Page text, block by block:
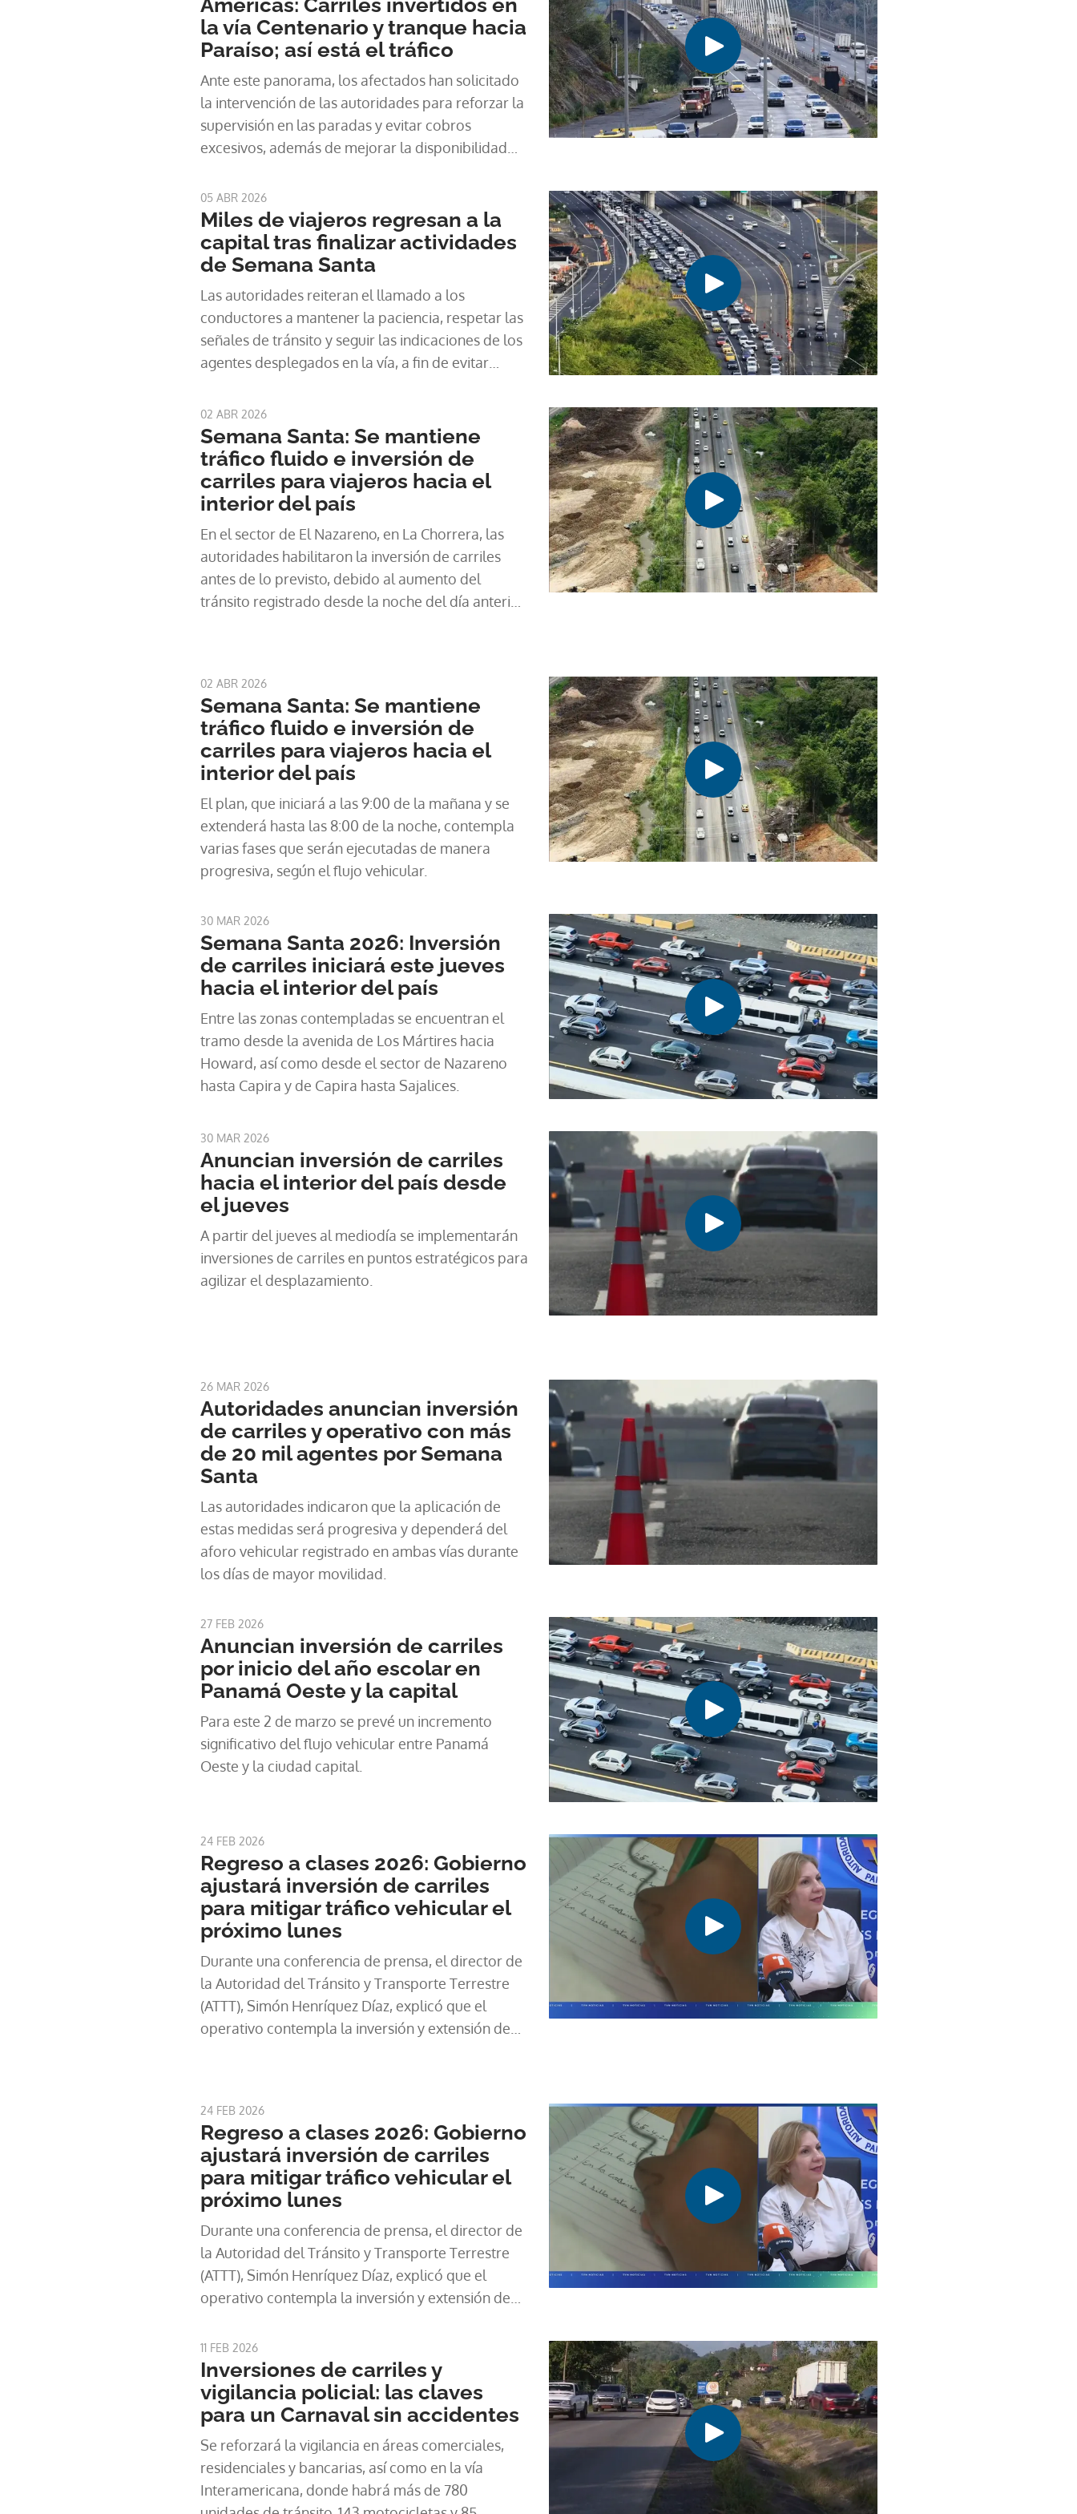
Américas: Carriles invertidos en
la vía Centenario y tranque hacia
Paraíso; así está el tráfico
Ante este panorama, los afectados han solicitado
la intervención de las autoridades para reforzar la
supervisión en las paradas y evitar cobros
excesivos, además de mejorar la disponibilidad
05 ABR 2026
Miles de viajeros regresan a la
capital tras finalizar actividades
de Semana Santa
Las autoridades reiteran el llamado a los
conductores a mantener la paciencia, respetar las
señales de tránsito y seguir las indicaciones de los
agentes desplegados en la vía, a fin de evitar
02 ABR 2026
Semana Santa: Se mantiene
tráfico fluido e inversión de
carriles para viajeros hacia el
interior del país
En el sector de El Nazareno, en La Chorrera, las
autoridades habilitaron la inversión de carriles
antes de lo previsto, debido al aumento del
tránsito registrado desde la noche del día anterior
02 ABR 2026
Semana Santa: Se mantiene
tráfico fluido e inversión de
carriles para viajeros hacia el
interior del país
El plan, que iniciará a las 9:00 de la mañana y se
extenderá hasta las 8:00 de la noche, contempla
varias fases que serán ejecutadas de manera
progresiva, según el flujo vehicular.
30 MAR 2026
Semana Santa 2026: Inversión
de carriles iniciará este jueves
hacia el interior del país
Entre las zonas contempladas se encuentran el
tramo desde la avenida de Los Mártires hacia
Howard, así como desde el sector de Nazareno
hasta Capira y de Capira hasta Sajalices.
30 MAR 2026
Anuncian inversión de carriles
hacia el interior del país desde
el jueves
A partir del jueves al mediodía se implementarán
inversiones de carriles en puntos estratégicos para
agilizar el desplazamiento.
26 MAR 2026
Autoridades anuncian inversión
de carriles y operativo con más
de 20 mil agentes por Semana
Santa
Las autoridades indicaron que la aplicación de
estas medidas será progresiva y dependerá del
aforo vehicular registrado en ambas vías durante
los días de mayor movilidad.
27 FEB 2026
Anuncian inversión de carriles
por inicio del año escolar en
Panamá Oeste y la capital
Para este 2 de marzo se prevé un incremento
significativo del flujo vehicular entre Panamá
Oeste y la ciudad capital.
24 FEB 2026
Regreso a clases 2026: Gobierno
ajustará inversión de carriles
para mitigar tráfico vehicular el
próximo lunes
Durante una conferencia de prensa, el director de
la Autoridad del Tránsito y Transporte Terrestre
(ATTT), Simón Henríquez Díaz, explicó que el
operativo contempla la inversión y extensión de
24 FEB 2026
Regreso a clases 2026: Gobierno
ajustará inversión de carriles
para mitigar tráfico vehicular el
próximo lunes
Durante una conferencia de prensa, el director de
la Autoridad del Tránsito y Transporte Terrestre
(ATTT), Simón Henríquez Díaz, explicó que el
operativo contempla la inversión y extensión de
objetivo de
11 FEB 2026
Inversiones de carriles y
vigilancia policial: las claves
para un Carnaval sin accidentes
Se reforzará la vigilancia en áreas comerciales,
residenciales y bancarias, así como en la vía
Interamericana, donde habrá más de 780